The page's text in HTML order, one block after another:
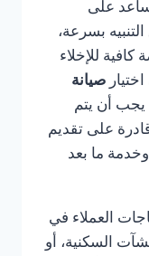
على
بسرعة،
للإخلاء
صيانة
يجب أن يتم
على تقديم
ما بعد
العملاء في
السكنية، أو